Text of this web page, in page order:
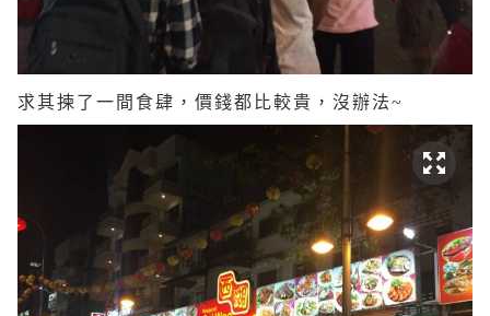
求其揀了一間食肆，價錢都比較貴，沒辦法~